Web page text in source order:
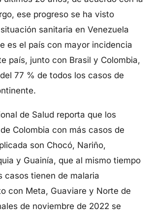
ese progreso se ha visto
sanitaria en Venezuela
es el país con mayor incidencia
país, junto con Brasil y Colombia,
77 % de todos los casos de
de Salud reporta que los
Colombia con más casos de
son Chocó, Nariño,
y Guainía, que al mismo tiempo
casos tienen de malaria
con Meta, Guaviare y Norte de
de noviembre de 2022 se